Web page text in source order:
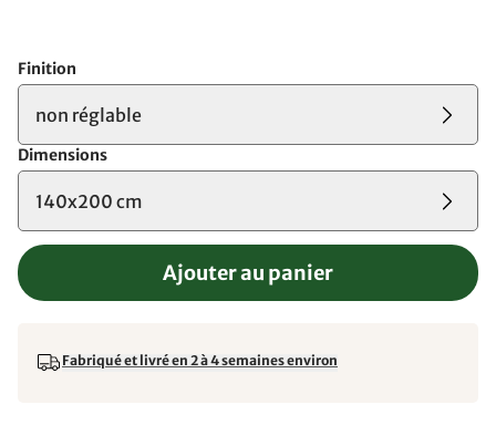
Finition
non réglable
Dimensions
140x200 cm
Ajouter au panier
Fabriqué et livré en 2 à 4 semaines environ